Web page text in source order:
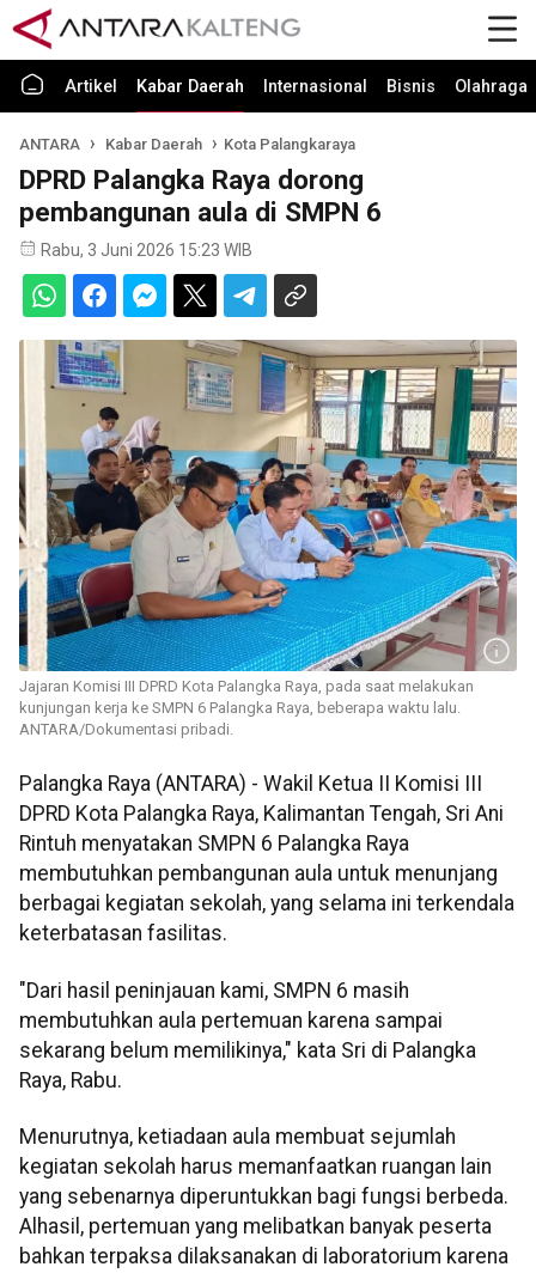
Artikel Kabar Daerah Internasional Bisnis Olahraga
ANTARA Kabar Daerah Kota Palangkaraya
DPRD Palangka Raya dorong
pembangunan aula di SMPN 6
Rabu, 3 Juni 2026 15:23 WIB
Jajaran Komisi III DPRD Kota Palangka Raya, pada saat melakukan
kunjungan kerja ke SMPN 6 Palangka Raya, beberapa waktu lalu.
ANTARA/Dokumentasi pribadi.
Palangka Raya (ANTARA) - Wakil Ketua II Komisi III
DPRD Kota Palangka Raya, Kalimantan Tengah, Sri Ani
Rintuh menyatakan SMPN 6 Palangka Raya
membutuhkan pembangunan aula untuk menunjang
berbagai kegiatan sekolah, yang selama ini terkendala
keterbatasan fasilitas.
"Dari hasil peninjauan kami, SMPN 6 masih
membutuhkan aula pertemuan karena sampai
sekarang belum memilikinya," kata Sri di Palangka
Raya, Rabu.
Menurutnya, ketiadaan aula membuat sejumlah
kegiatan sekolah harus memanfaatkan ruangan lain
yang sebenarnya diperuntukkan bagi fungsi berbeda.
Alhasil, pertemuan yang melibatkan banyak peserta
bahkan terpaksa dilaksanakan di laboratorium karena